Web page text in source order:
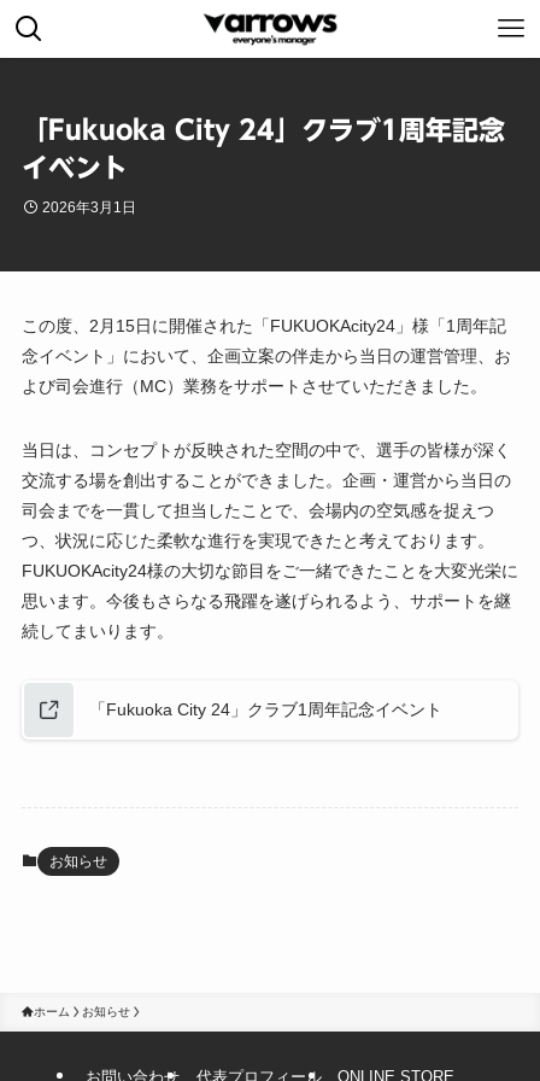
「Fukuoka City 24」クラブ1周年記念
イベント
2026年3月1日
この度、2月15日に開催された「FUKUOKAcity24」様「1周年記
念イベント」において、企画立案の伴走から当日の運営管理、お
よび司会進行（MC）業務をサポートさせていただきました。
当日は、コンセプトが反映された空間の中で、選手の皆様が深く
交流する場を創出することができました。企画・運営から当日の
司会までを一貫して担当したことで、会場内の空気感を捉えつ
つ、状況に応じた柔軟な進行を実現できたと考えております。
FUKUOKAcity24様の大切な節目をご一緒できたことを大変光栄に
思います。今後もさらなる飛躍を遂げられるよう、サポートを継
続してまいります。
「Fukuoka City 24」クラブ1周年記念イベント
お知らせ
ホーム お知らせ
お問い合わせ 代表プロフィール ONLINE STORE